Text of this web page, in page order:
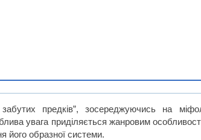
предків”, зосереджуючись на
увага приділяється жанровим
його образної системи.